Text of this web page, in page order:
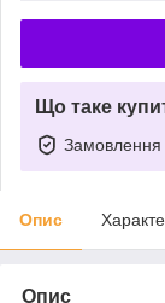
Що таке
Замовлення
Опис
Опис